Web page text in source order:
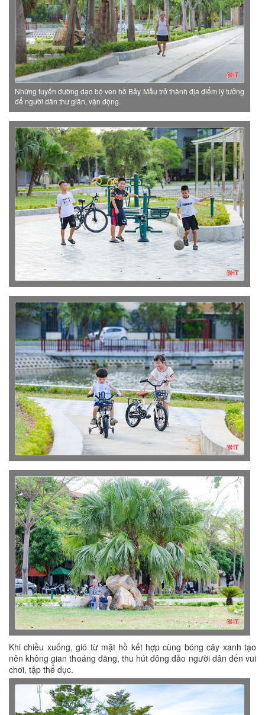
Những tuyến đường dạo bộ ven hồ Bảy Mẫu trở thành địa điểm lý tưởng
để người dân thư giãn, vận động.
Khi chiều xuống, gió từ mặt hồ kết hợp cùng bóng cây xanh tạo
nên không gian thoáng đãng, thu hút đông đảo người dân đến vui
chơi, tập thể dục.